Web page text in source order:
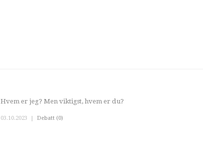
Hvem er jeg? Men viktigst, hvem er du?
03.10.2023 | Debatt (0)